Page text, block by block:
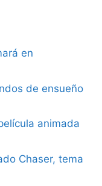
en
de ensueño
animada
Chaser, tema